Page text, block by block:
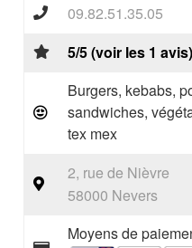
09.82.51.35.05
5/5 (voir les 1 avis)
Burgers, kebabs,
sandwiches,
tex mex
2, rue de Nièvre
58000 Nevers
Moyens de